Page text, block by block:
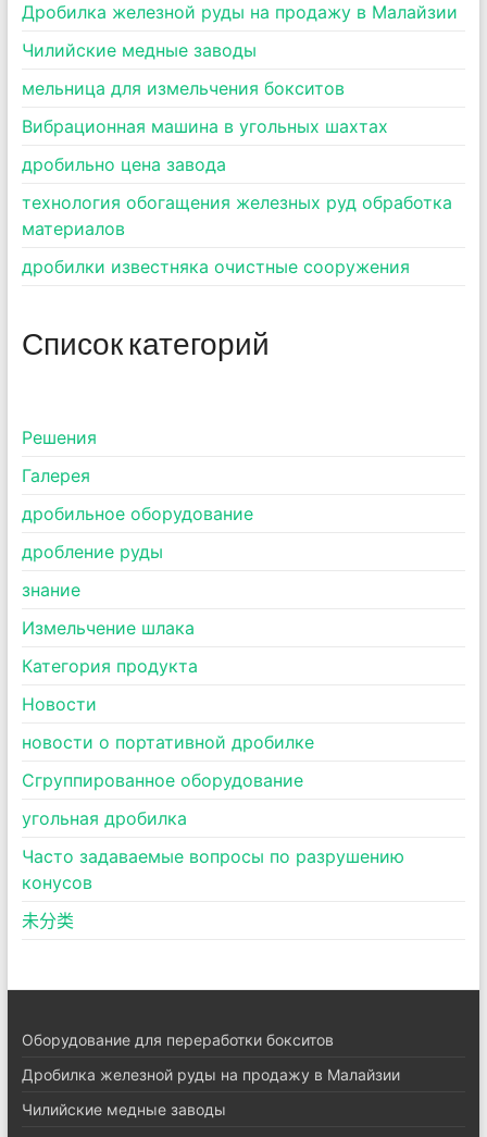
Дробилка железной руды на продажу в Малайзии
Чилийские медные заводы
мельница для измельчения бокситов
Вибрационная машина в угольных шахтах
дробильно цена завода
технология обогащения железных руд обработка
материалов
дробилки известняка очистные сооружения
Список категорий
Pешения
Галерея
дробильное оборудование
дробление руды
знание
Измельчение шлака
Категория продукта
Новости
новости о портативной дробилке
Сгруппированное оборудование
угольная дробилка
Часто задаваемые вопросы по разрушению
конусов
未分类
Оборудование для переработки бокситов
Дробилка железной руды на продажу в Малайзии
Чилийские медные заводы